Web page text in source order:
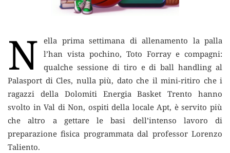
N ella prima settimana di allenamento la palla
l’han vista pochino, Toto Forray e compagni:
qualche sessione di tiro e di ball handling al
Palasport di Cles, nulla più, dato che il mini-ritiro che i
ragazzi della Dolomiti Energia Basket Trento hanno
svolto in Val di Non, ospiti della locale Apt, è servito più
che altro a gettare le basi dell’intenso lavoro di
preparazione fisica programmata dal professor Lorenzo
Taliento.